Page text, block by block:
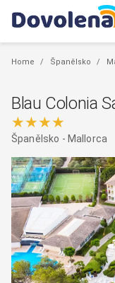
Home / Španělsko /
Blau Colonia
★★★★
Španělsko - Mallorca